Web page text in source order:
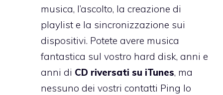
musica, l’ascolto, la creazione di
playlist e la sincronizzazione sui
dispositivi. Potete avere musica
fantastica sul vostro hard disk, anni e
anni di CD riversati su iTunes, ma
nessuno dei vostri contatti Ping lo